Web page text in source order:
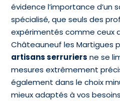
évidence l’importance d’un
spécialisé, que seuls des
expérimentés comme ceux
Châteauneuf les Martigues
artisans serruriers ne se
mesures extrêmement
également dans le choix
mieux adaptés à vos